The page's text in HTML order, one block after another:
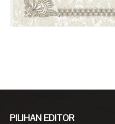
PILIHAN EDITOR